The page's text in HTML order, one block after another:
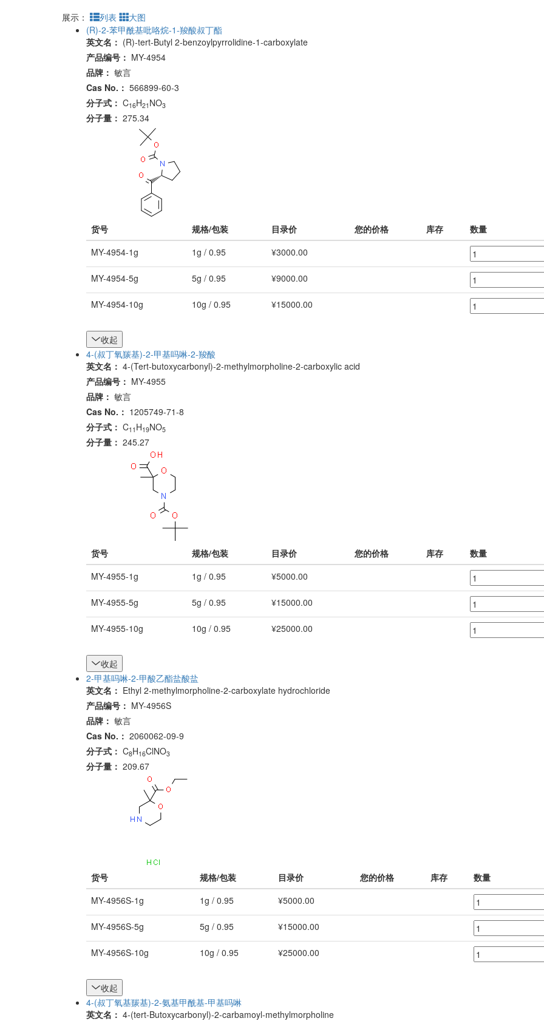
展示： 列表
大图
(R)-2-苯甲酰基吡咯烷-1-羧酸叔丁酯
英文名： (R)-tert-Butyl 2-benzoylpyrrolidine-1-carboxylate
产品编号： MY-4954
品牌： 敏言
Cas No.： 566899-60-3
分子式： C16H21 NO3
分子量： 275.34
货号 规格/包装 目录价 您的价格 库存 数量
MY-4954-1g
1g / 0.95 ¥3000.00
MY-4954-5g
5g / 0.95 ¥9000.00
MY-4954-10g
10g / 0.95 ¥15000.00
收起
4-(叔丁氧羰基)-2-甲基吗啉-2-羧酸
英文名： 4-(Tert-butoxycarbonyl)-2-methylmorpholine-2-carboxylic acid
产品编号： MY-4955
品牌： 敏言
Cas No.： 1205749-71-8
分子式： C11 H19NO5
分子量： 245.27
货号 规格/包装 目录价 您的价格 库存 数量
MY-4955-1g
1g / 0.95 ¥5000.00
MY-4955-5g
5g / 0.95 ¥15000.00
MY-4955-10g
10g / 0.95 ¥25000.00
收起
2-甲基吗啉-2-甲酸乙酯盐酸盐
英文名： Ethyl 2-methylmorpholine-2-carboxylate hydrochloride
产品编号： MY-4956S
品牌： 敏言
Cas No.： 2060062-09-9
分子式： C8H16ClNO3
分子量： 209.67
货号 规格/包装 目录价 您的价格 库存 数量
MY-4956S-1g
1g / 0.95 ¥5000.00
MY-4956S-5g
5g / 0.95 ¥15000.00
MY-4956S-10g
10g / 0.95 ¥25000.00
收起
4-(叔丁氧基羰基)-2-氨基甲酰基-甲基吗啉
英文名： 4-(tert-Butoxycarbonyl)-2-carbamoyl-methylmorpholine